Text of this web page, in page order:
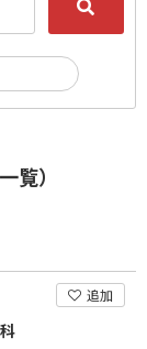
覧）
追加